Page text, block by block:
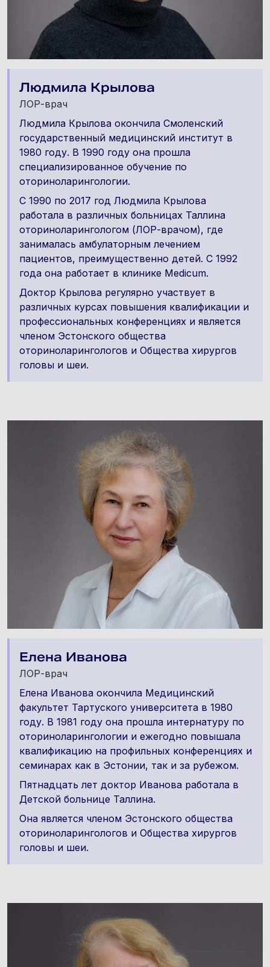
Людмила Крылова
ЛОР-врач
Людмила Крылова окончила Смоленский
государственный медицинский институт в
1980 году. В 1990 году она прошла
специализированное обучение по
оториноларингологии.
С 1990 по 2017 год Людмила Крылова
работала в различных больницах Таллина
оториноларингологом (ЛОР-врачом), где
занималась амбулаторным лечением
пациентов, преимущественно детей. С 1992
года она работает в клинике Medicum.
Доктор Крылова регулярно участвует в
различных курсах повышения квалификации и
профессиональных конференциях и является
членом Эстонского общества
оториноларингологов и Общества хирургов
головы и шеи.
Елена Иванова
ЛОР-врач
Елена Иванова окончила Медицинский
факультет Тартуского университета в 1980
году. В 1981 году она прошла интернатуру по
оториноларингологии и ежегодно повышала
квалификацию на профильных конференциях и
семинарах как в Эстонии, так и за рубежом.
Пятнадцать лет доктор Иванова работала в
Детской больнице Таллина.
Она является членом Эстонского общества
оториноларингологов и Oбщества хирургов
головы и шеи.